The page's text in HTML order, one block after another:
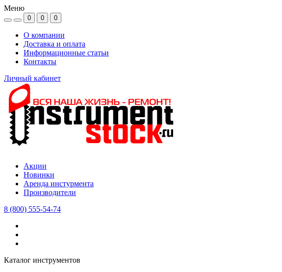
Меню
0 0 0
О компании
Доставка и оплата
Информационные статьи
Контакты
Личный кабинет
Акции
Новинки
Аренда инстурмента
Производители
8 (800) 555-54-74
Каталог инструментов